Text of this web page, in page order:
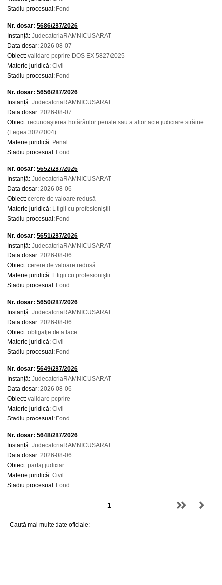
Stadiu procesual: Fond
Nr. dosar: 5686/287/2026
Instanță: JudecatoriaRAMNICUSARAT
Data dosar: 2026-08-07
Obiect: validare poprire DOS EX 5827/2025
Materie juridică: Civil
Stadiu procesual: Fond
Nr. dosar: 5656/287/2026
Instanță: JudecatoriaRAMNICUSARAT
Data dosar: 2026-08-07
Obiect: recunoaşterea hotărârilor penale sau a altor acte judiciare străine
(Legea 302/2004)
Materie juridică: Penal
Stadiu procesual: Fond
Nr. dosar: 5652/287/2026
Instanță: JudecatoriaRAMNICUSARAT
Data dosar: 2026-08-06
Obiect: cerere de valoare redusă
Materie juridică: Litigii cu profesioniştii
Stadiu procesual: Fond
Nr. dosar: 5651/287/2026
Instanță: JudecatoriaRAMNICUSARAT
Data dosar: 2026-08-06
Obiect: cerere de valoare redusă
Materie juridică: Litigii cu profesioniştii
Stadiu procesual: Fond
Nr. dosar: 5650/287/2026
Instanță: JudecatoriaRAMNICUSARAT
Data dosar: 2026-08-06
Obiect: obligaţie de a face
Materie juridică: Civil
Stadiu procesual: Fond
Nr. dosar: 5649/287/2026
Instanță: JudecatoriaRAMNICUSARAT
Data dosar: 2026-08-06
Obiect: validare poprire
Materie juridică: Civil
Stadiu procesual: Fond
Nr. dosar: 5648/287/2026
Instanță: JudecatoriaRAMNICUSARAT
Data dosar: 2026-08-06
Obiect: partaj judiciar
Materie juridică: Civil
Stadiu procesual: Fond
Caută mai multe date oficiale: